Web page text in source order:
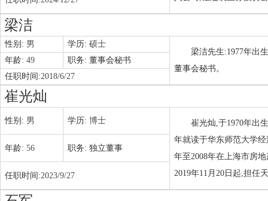
梁洁
性别: 男 学历: 硕士
梁洁先生:1977年出
董事会秘书。
年龄: 49 职务: 董事会秘书
任职时间:2018/6/27
崔光灿
性别: 男 学历: 博士
崔光灿,于1970年出
年就读于华东师范大学
年至2008年在上海市房
2019年11月20日起,担任
年龄: 56 职务: 独立董事
任职时间:2023/9/27